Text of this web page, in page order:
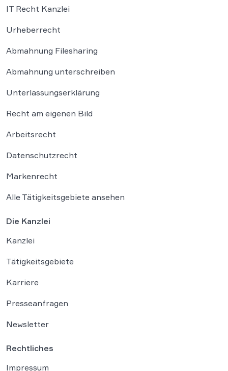
IT Recht Kanzlei
Urheberrecht
Abmahnung Filesharing
Abmahnung unterschreiben
Unterlassungserklärung
Recht am eigenen Bild
Arbeitsrecht
Datenschutzrecht
Markenrecht
Alle Tätigkeitsgebiete ansehen
Die Kanzlei
Kanzlei
Tätigkeitsgebiete
Karriere
Presseanfragen
Newsletter
Rechtliches
Impressum